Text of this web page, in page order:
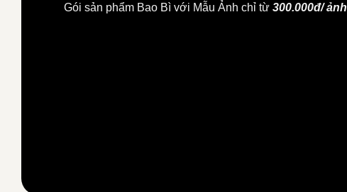
Gói sản phẩm Bao Bì với Mẫu Ảnh chỉ từ 300.000đ/ ảnh